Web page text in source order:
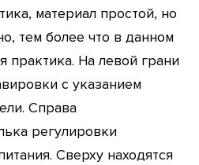
материал простой, но
тем более что в данном
практика. На левой грани
с указанием
Справа
регулировки
Сверху находятся